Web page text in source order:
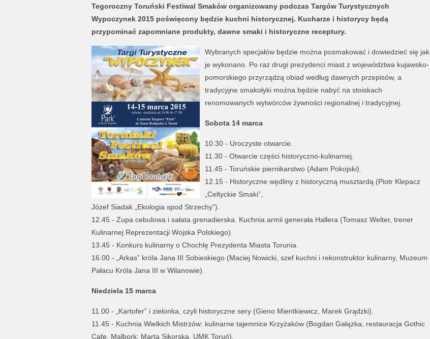
Tegoroczny Toruński Festiwal Smaków organizowany podczas Targów Turystycznych
Wypoczynek 2015 poświęcony będzie kuchni historycznej. Kucharze i historycy będą
przypominać zapomniane produkty, dawne smaki i historyczne receptury.
Wybranych specjałów będzie można posmakować i dowiedzieć się jak
je wykonano. Po raz drugi prezydenci miast z województwa kujawsko-
pomorskiego przyrządzą obiad według dawnych przepisów, a
tradycyjne smakołyki można będzie nabyć na stoiskach
renomowanych wytwórców żywności regionalnej i tradycyjnej.
Sobota 14 marca
10.30 - Uroczyste otwarcie.
11.30 - Otwarcie części historyczno-kulinarnej.
11.45 - Toruńskie piernikarstwo (Adam Pokojski).
12.15 - Historyczne wędliny z historyczną musztardą (Piotr Klepacz
„Celtyckie Smaki”,
Józef Siadak „Ekologia spod Strzechy”).
12.45 - Zupa cebulowa i sałata grenadierska. Kuchnia armii generała Hallera (Tomasz Welter, trener
Kulinarnej Reprezentacji Wojska Polskiego).
13.45 - Konkurs kulinarny o Chochlę Prezydenta Miasta Torunia.
16.00 - „Arkas” króla Jana III Sobieskiego (Maciej Nowicki, szef kuchni i rekonstruktor kulinarny, Muzeum
Pałacu Króla Jana III w Wilanowie).
Niedziela 15 marca
11.00 - „Kartofer” i zielonka, czyli historyczne sery (Gieno Mientkiewicz, Marek Grądzki).
11.45 - Kuchnia Wielkich Mistrzów: kulinarne tajemnice Krzyżaków (Bogdan Gałązka, restauracja Gothic
Cafe, Malbork; Marta Sikorska, UMK Toruń).